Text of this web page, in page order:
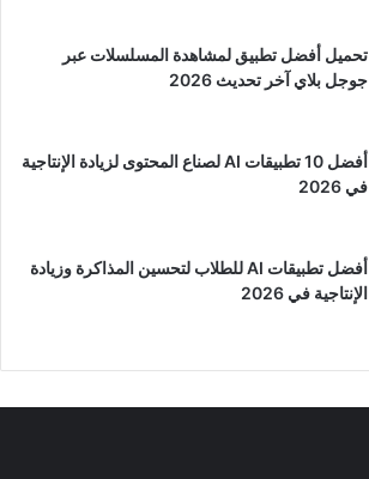
تحميل أفضل تطبيق لمشاهدة المسلسلات عبر
جوجل بلاي آخر تحديث 2026
أفضل 10 تطبيقات AI لصناع المحتوى لزيادة الإنتاجية
في 2026
أفضل تطبيقات AI للطلاب لتحسين المذاكرة وزيادة
الإنتاجية في 2026